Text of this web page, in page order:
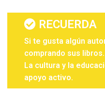
RECUERDA
Si te gusta algún
comprando sus libros.
La cultura y la
apoyo activo.